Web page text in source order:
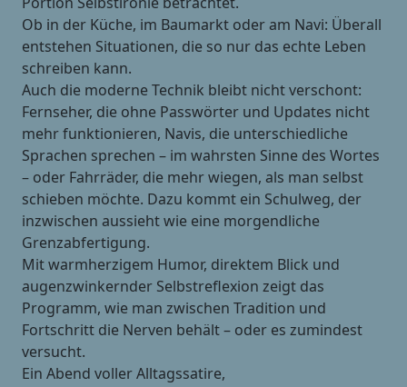
Ob in der Küche, im Baumarkt oder am Navi: Überall
entstehen Situationen, die so nur das echte Leben
schreiben kann.
Auch die moderne Technik bleibt nicht verschont:
Fernseher, die ohne Passwörter und Updates nicht
mehr funktionieren, Navis, die unterschiedliche
Sprachen sprechen – im wahrsten Sinne des Wortes
– oder Fahrräder, die mehr wiegen, als man selbst
schieben möchte. Dazu kommt ein Schulweg, der
inzwischen aussieht wie eine morgendliche
Grenzabfertigung.
Mit warmherzigem Humor, direktem Blick und
augenzwinkernder Selbstreflexion zeigt das
Programm, wie man zwischen Tradition und
Fortschritt die Nerven behält – oder es zumindest
versucht.
Ein Abend voller Alltagssatire,